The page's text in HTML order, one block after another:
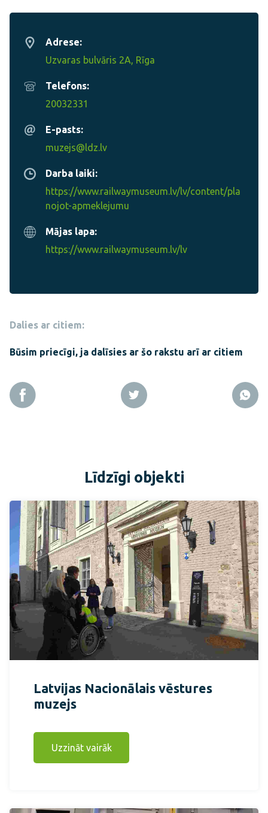
Adrese:
Uzvaras bulvāris 2A, Rīga
Telefons:
20032331
E-pasts:
muzejs@ldz.lv
Darba laiki:
https://www.railwaymuseum.lv/lv/content/pla
nojot-apmeklejumu
Mājas lapa:
https://www.railwaymuseum.lv/lv
Dalies ar citiem:
Būsim priecīgi, ja dalīsies ar šo rakstu arī ar citiem
Līdzīgi objekti
Latvijas Nacionālais vēstures
muzejs
Uzzināt vairāk